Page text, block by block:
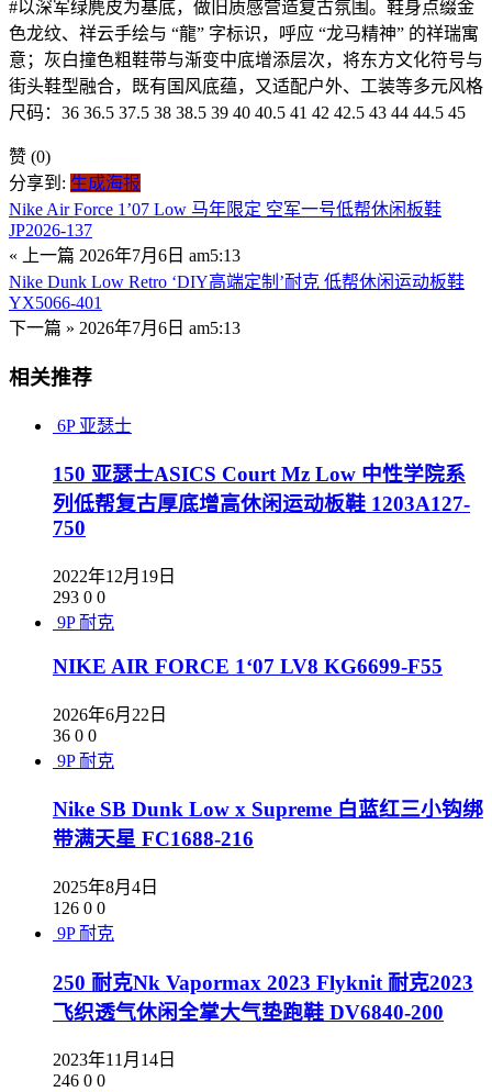
#以深军绿麂皮为基底，做旧质感营造复古氛围。鞋身点缀金
色龙纹、祥云手绘与 “龍” 字标识，呼应 “龙马精神” 的祥瑞寓
意；灰白撞色粗鞋带与渐变中底增添层次，将东方文化符号与
街头鞋型融合，既有国风底蕴，又适配户外、工装等多元风格
尺码：36 36.5 37.5 38 38.5 39 40 40.5 41 42 42.5 43 44 44.5 45
赞 (0)
分享到: 生成海报
Nike Air Force 1’07 Low 马年限定 空军一号低帮休闲板鞋
JP2026-137
« 上一篇 2026年7月6日 am5:13
Nike Dunk Low Retro ‘DIY高端定制’耐克 低帮休闲运动板鞋
YX5066-401
下一篇 » 2026年7月6日 am5:13
相关推荐
6P 亚瑟士
150 亚瑟士ASICS Court Mz Low 中性学院系
列低帮复古厚底增高休闲运动板鞋 1203A127-
750
2022年12月19日
293 0 0
9P 耐克
NIKE AIR FORCE 1‘07 LV8 KG6699-F55
2026年6月22日
36 0 0
9P 耐克
Nike SB Dunk Low x Supreme 白蓝红三小钩绑
带满天星 FC1688-216
2025年8月4日
126 0 0
9P 耐克
250 耐克Nk Vapormax 2023 Flyknit 耐克2023
飞织透气休闲全掌大气垫跑鞋 DV6840-200
2023年11月14日
246 0 0